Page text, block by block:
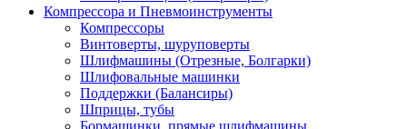
Компрессора и Пневмоинструменты
Компрессоры
Винтоверты, шуруповерты
Шлифмашины (Отрезные, Болгарки)
Шлифовальные машинки
Поддержки (Балансиры)
Шприцы, тубы
Бормашинки, прямые шлифмашины